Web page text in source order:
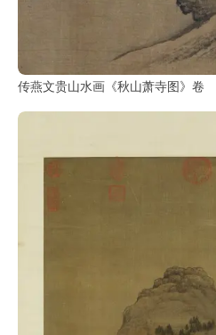
传燕文贵山水画《秋山萧寺图》卷